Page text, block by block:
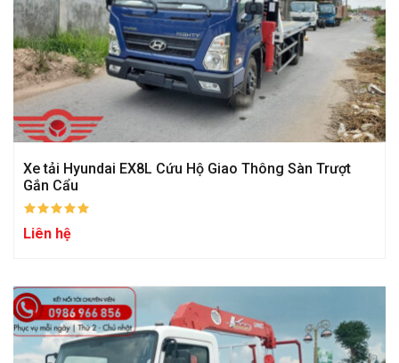
Xe tải Hyundai EX8L Cứu Hộ Giao Thông Sàn Trượt
Gắn Cẩu
Liên hệ